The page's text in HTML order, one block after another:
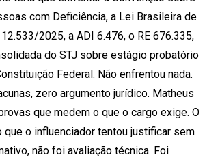
com Deficiência, a Lei Brasileira de
2025, a ADI 6.476, o RE 676.335,
do STJ sobre estágio probatório
Federal. Não enfrentou nada.
zero argumento jurídico. Matheus
que medem o que o cargo exige. O
que o influenciador tentou justificar sem
não foi avaliação técnica. Foi